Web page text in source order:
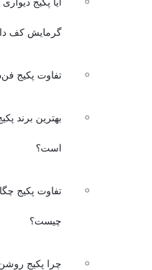
گرمایش کف
تفاوت پکیج
بهترین برند
است؟
تفاوت پکیج
چیست؟
چرا پکیج